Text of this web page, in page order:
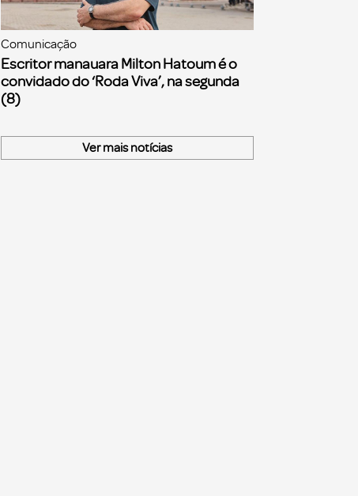
Comunicação
Escritor manauara Milton Hatoum é o
convidado do ‘Roda Viva’, na segunda
(8)
Ver mais notícias